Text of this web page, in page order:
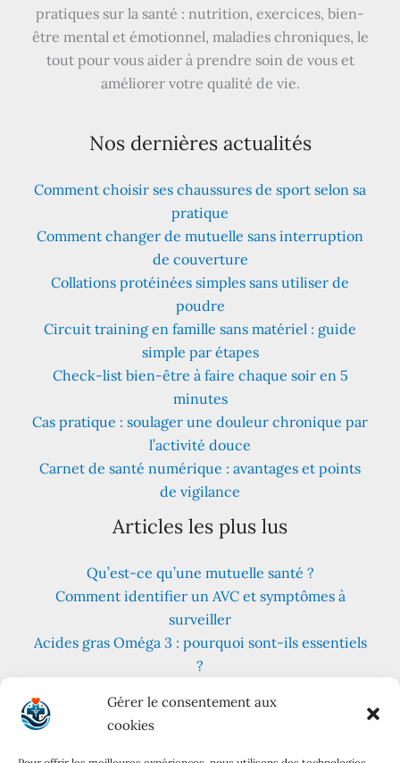
Gérer le consentement aux
cookies
pratiques sur la santé : nutrition, exercices, bien-
être mental et émotionnel, maladies chroniques, le
tout pour vous aider à prendre soin de vous et
améliorer votre qualité de vie.
Nos dernières actualités
Comment choisir ses chaussures de sport selon sa
pratique
Comment changer de mutuelle sans interruption
de couverture
Collations protéinées simples sans utiliser de
poudre
Circuit training en famille sans matériel : guide
simple par étapes
Check-list bien-être à faire chaque soir en 5
minutes
Cas pratique : soulager une douleur chronique par
l’activité douce
Carnet de santé numérique : avantages et points
de vigilance
Articles les plus lus
Qu’est-ce qu’une mutuelle santé ?
Comment identifier un AVC et symptômes à
surveiller
Acides gras Oméga 3 : pourquoi sont-ils essentiels
?
quotidien ?
Les meilleures plantes pour lutter contre le stress
et l’anxiété